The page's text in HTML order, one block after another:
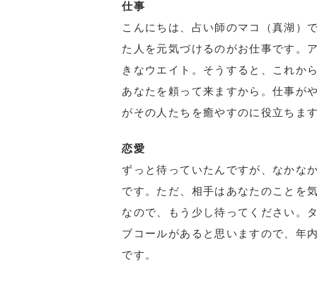
仕事
こんにちは、占い師のマコ（真湖）
た人を元気づけるのがお仕事です。
きなウエイト。そうすると、これか
あなたを頼って来ますから。仕事が
がその人たちを癒やすのに役立ちま
恋愛
ずっと待っていたんですが、なかな
です。ただ、相手はあなたのことを
なので、もう少し待ってください。
ブコールがあると思いますので、年
です。